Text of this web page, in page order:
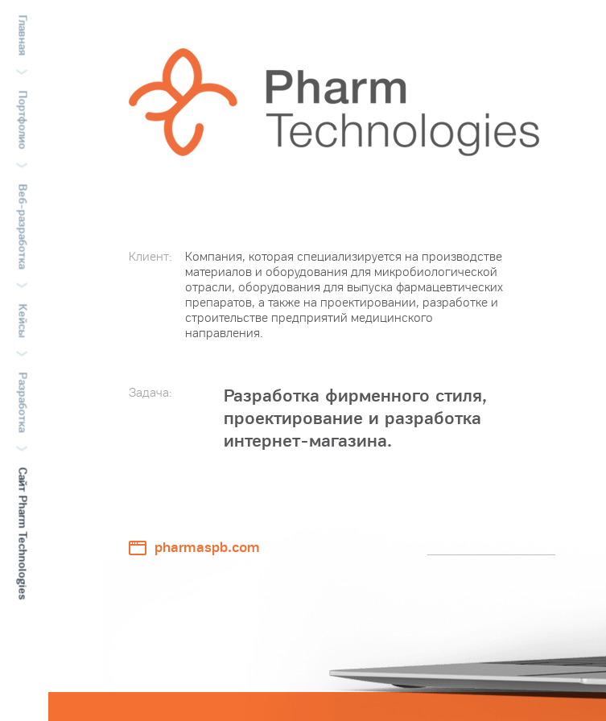
Главная
Портфолио
Веб-разработка
Кейсы
Разработка
Сайт Pharm Technologies
Клиент:
Компания, которая специализируется на производстве
материалов и оборудования для микробиологической
отрасли, оборудования для выпуска фармацевтических
препаратов, а также на проектировании, разработке и
строительстве предприятий медицинского
направления.
Задача:
Разработка фирменного стиля,
проектирование и разработка
интернет-магазина.
pharmaspb.com